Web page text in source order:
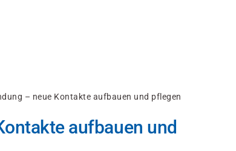
– neue Kontakte aufbauen und pflegen
aufbauen und